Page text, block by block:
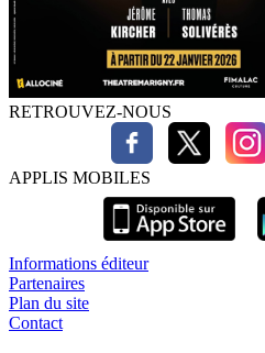
RETROUVEZ-NOUS
APPLIS MOBILES
Informations éditeur
Partenaires
Plan du site
Contact